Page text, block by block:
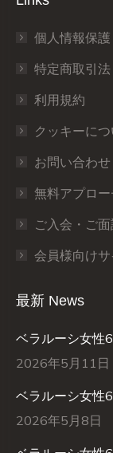
個人情報保護
特定商取引法
利用規約
クッキーにつ
お問い合わせ
無料アプロ
ご入会・ご
会員様向けサ
最新 News
ベラルーシ女性
2026年5月11日
ベラルーシ女性
2026年5月8日